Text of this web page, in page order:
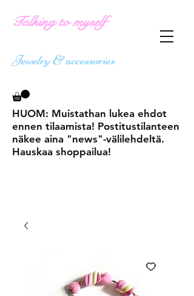
Talking to myself
Jewelry & accessories
HUOM: Muistathan lukea ehdot
ennen tilaamista! Postitustilanteen
näkee aina "news"-välilehdeltä.
Hauskaa shoppailua!